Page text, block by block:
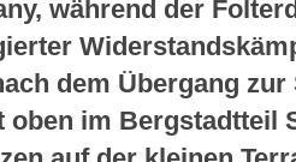
während der
dem Übergang
oben im Bergstadtteil